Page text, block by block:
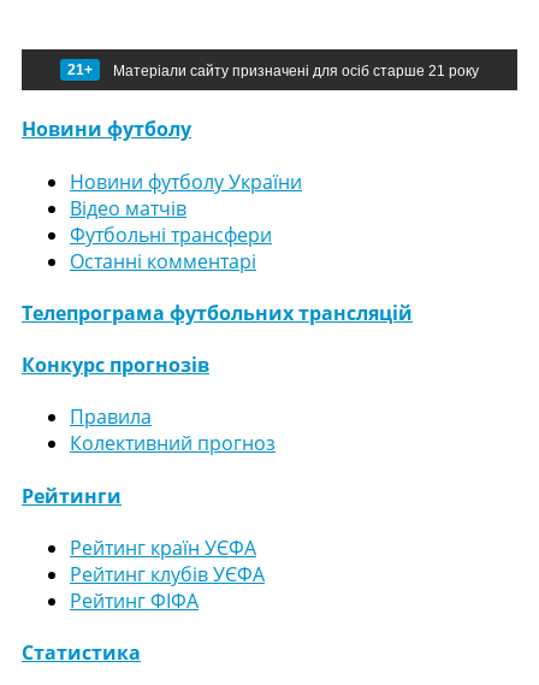
21+ Матеріали сайту призначені для осіб старше 21 року
Новини футболу
Новини футболу України
Відео матчів
Футбольні трансфери
Останні комментарі
Телепрограма футбольних трансляцій
Конкурс прогнозів
Правила
Колективний прогноз
Рейтинги
Рейтинг країн УЄФА
Рейтинг клубів УЄФА
Рейтинг ФІФА
Статистика